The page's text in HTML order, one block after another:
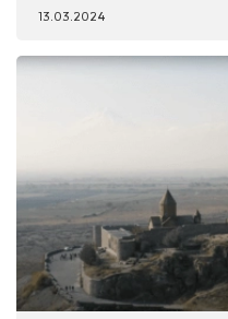
13.03.2024